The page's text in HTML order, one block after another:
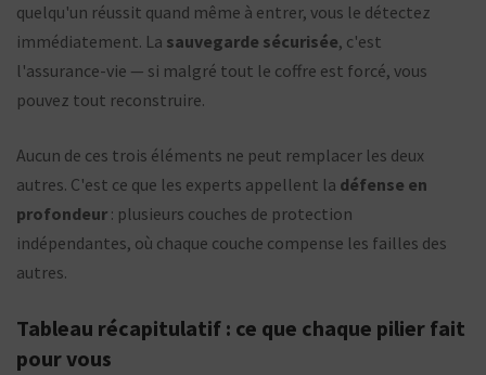
quelqu'un réussit quand même à entrer, vous le détectez
immédiatement. La sauvegarde sécurisée, c'est
l'assurance-vie — si malgré tout le coffre est forcé, vous
pouvez tout reconstruire.
Aucun de ces trois éléments ne peut remplacer les deux
autres. C'est ce que les experts appellent la défense en
profondeur : plusieurs couches de protection
indépendantes, où chaque couche compense les failles des
autres.
Tableau récapitulatif : ce que chaque pilier fait
pour vous